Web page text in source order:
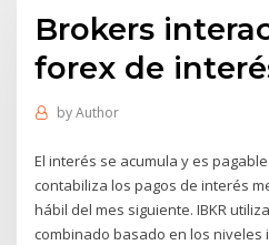
Brokers
forex de
byAuthor
El interés se acumula y es
contabiliza los pagos de interés
hábil del mes siguiente. IBKR
combinado basado en los niveles